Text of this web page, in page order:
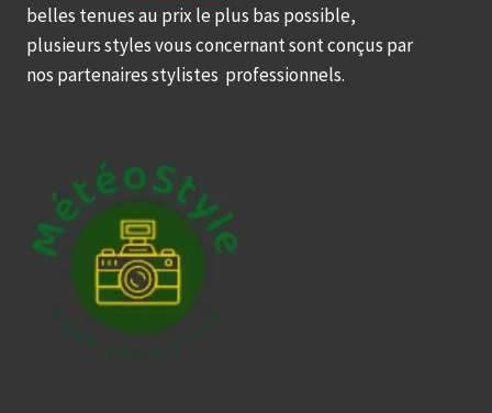
belles tenues au prix le plus bas possible,
plusieurs styles vous concernant sont conçus par
nos partenaires stylistes professionnels.